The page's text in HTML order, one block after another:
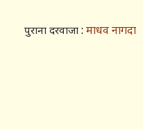
पुराना दरवाजा : माधव नागदा